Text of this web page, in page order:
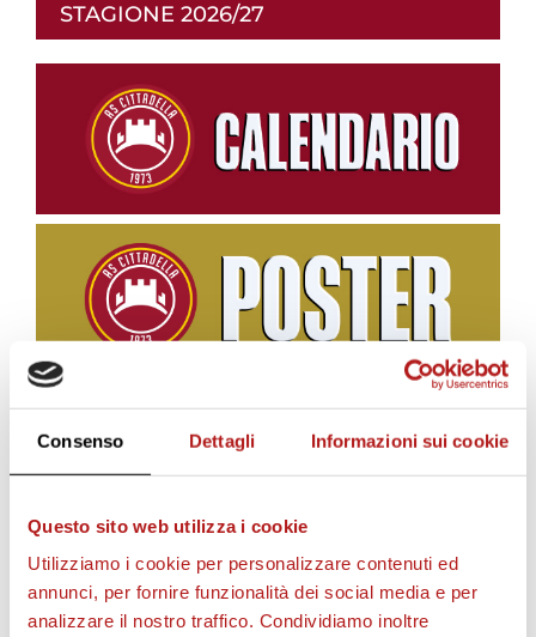
Consenso Dettagli Informazioni sui cookie
Questo sito web utilizza i cookie
Utilizziamo i cookie per personalizzare contenuti ed
annunci, per fornire funzionalità dei social media e per
analizzare il nostro traffico. Condividiamo inoltre
STAGIONE 2026/27
BIGLIETTI